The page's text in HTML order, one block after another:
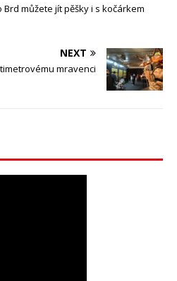
Brd můžete jít pěšky i s kočárkem
NEXT
mravenci